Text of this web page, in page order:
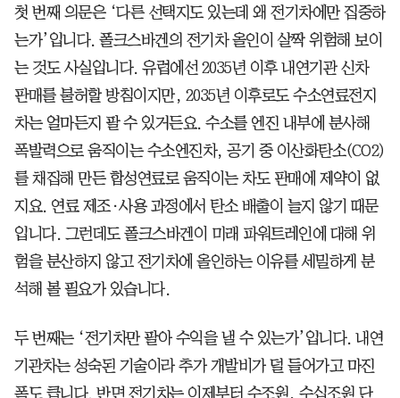
첫 번째 의문은 ‘다른 선택지도 있는데 왜 전기차에만 집중하
는가’입니다. 폴크스바겐의 전기차 올인이 살짝 위험해 보이
는 것도 사실입니다. 유럽에선 2035년 이후 내연기관 신차
판매를 불허할 방침이지만, 2035년 이후로도 수소연료전지
차는 얼마든지 팔 수 있거든요. 수소를 엔진 내부에 분사해
폭발력으로 움직이는 수소엔진차, 공기 중 이산화탄소(CO2)
를 채집해 만든 합성연료로 움직이는 차도 판매에 제약이 없
지요. 연료 제조·사용 과정에서 탄소 배출이 늘지 않기 때문
입니다. 그런데도 폴크스바겐이 미래 파워트레인에 대해 위
험을 분산하지 않고 전기차에 올인하는 이유를 세밀하게 분
석해 볼 필요가 있습니다.
두 번째는 ‘전기차만 팔아 수익을 낼 수 있는가’입니다. 내연
기관차는 성숙된 기술이라 추가 개발비가 덜 들어가고 마진
폭도 큽니다. 반면 전기차는 이제부터 수조원, 수십조원 단